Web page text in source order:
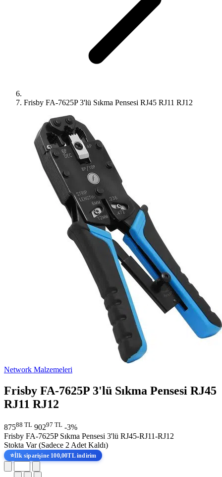
Frisby FA-7625P 3'lü Sıkma Pensesi RJ45 RJ11 RJ12
Network Malzemeleri
Frisby FA-7625P 3'lü Sıkma Pensesi RJ45
RJ11 RJ12
87588 TL 90297 TL -3%
Frisby FA-7625P Sıkma Pensesi 3'lü RJ45-RJ11-RJ12
Stokta Var (Sadece 2 Adet Kaldı)
⭐İlk siparişine 100,00TL indirim